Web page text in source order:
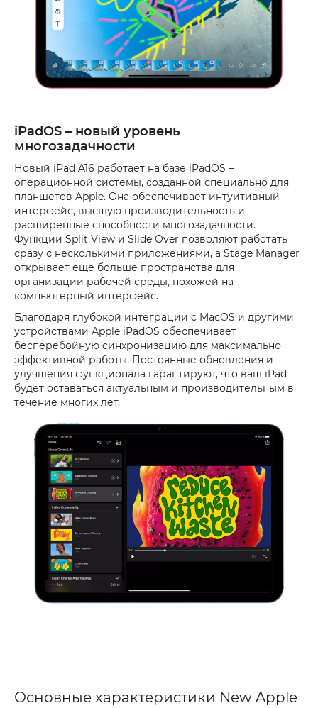
iPadOS – новый уровень
многозадачности
Новый iPad A16 работает на базе iPadOS –
операционной системы, созданной специально для
планшетов Apple. Она обеспечивает интуитивный
интерфейс, высшую производительность и
расширенные способности многозадачности.
Функции Split View и Slide Over позволяют работать
сразу с несколькими приложениями, а Stage Manager
открывает еще больше пространства для
организации рабочей среды, похожей на
компьютерный интерфейс.
Благодаря глубокой интеграции с MacOS и другими
устройствами Apple iPadOS обеспечивает
бесперебойную синхронизацию для максимально
эффективной работы. Постоянные обновления и
улучшения функционала гарантируют, что ваш iPad
будет оставаться актуальным и производительным в
течение многих лет.
Основные характеристики New Apple